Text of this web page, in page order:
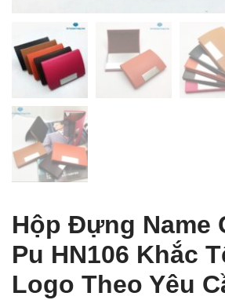
Hộp Đựng Name
Pu HN106 Khắc
Logo Theo Yêu